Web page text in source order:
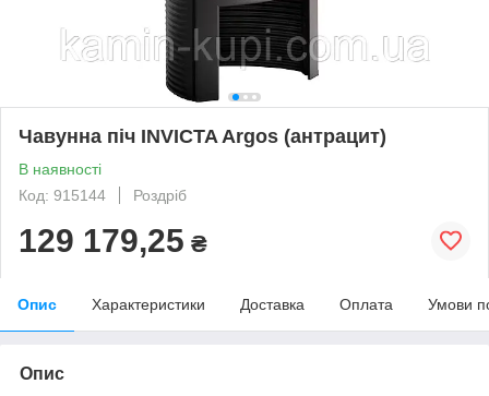
Чавунна піч INVICTA Argos (антрацит)
В наявності
Код: 915144
Роздріб
129 179,25 ₴
Опис Характеристики Доставка Оплата Умови
Опис